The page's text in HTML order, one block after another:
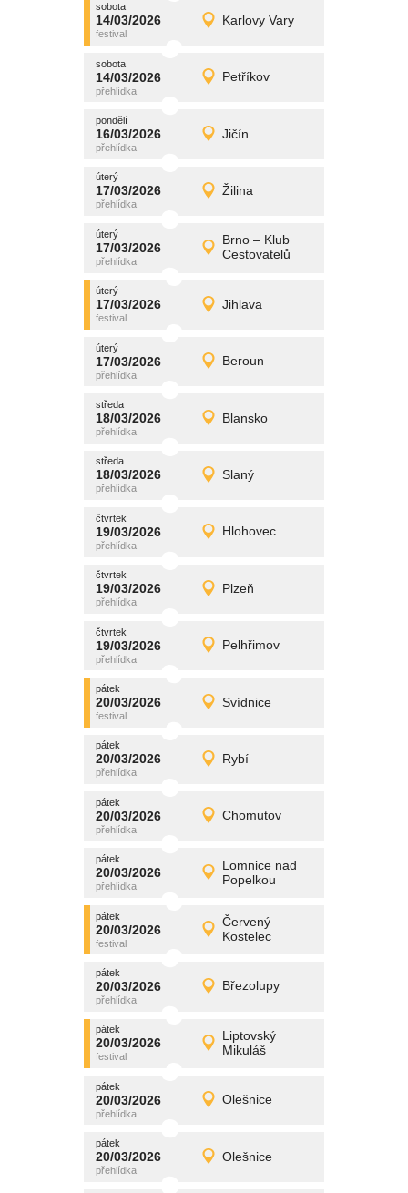
sobota
14/03/2026 Karlovy Vary
sobota
14/03/2026 Detail
promítání
sobota
14/03/2026 Petříkov
sobota
14/03/2026 Detail
promítání
pondělí
16/03/2026 Jičín
pondělí
16/03/2026 Detail
promítání
úterý
17/03/2026 Žilina
úterý
17/03/2026 Detail
promítání
úterý
17/03/2026
Brno – Klub
Cestovatelů
úterý
17/03/2026 Detail
promítání
úterý
17/03/2026 Jihlava
úterý
17/03/2026 Detail
promítání
úterý
17/03/2026 Beroun
úterý
17/03/2026 Detail
promítání
středa
18/03/2026 Blansko
středa
18/03/2026 Detail
promítání
středa
18/03/2026 Slaný
středa
18/03/2026 Detail
promítání
čtvrtek
19/03/2026 Hlohovec
čtvrtek
19/03/2026 Detail
promítání
čtvrtek
19/03/2026 Plzeň
čtvrtek
19/03/2026 Detail
promítání
čtvrtek
19/03/2026 Pelhřimov
čtvrtek
19/03/2026 Detail
promítání
pátek
20/03/2026 Svídnice
pátek
20/03/2026 Detail
promítání
pátek
20/03/2026 Rybí
pátek
20/03/2026 Detail
promítání
pátek
20/03/2026 Chomutov
pátek
20/03/2026 Detail
promítání
pátek
20/03/2026
Lomnice nad
Popelkou
pátek
20/03/2026 Detail
promítání
pátek
20/03/2026
Červený
Kostelec
pátek
20/03/2026 Detail
promítání
pátek
20/03/2026 Březolupy
pátek
20/03/2026 Detail
promítání
pátek
20/03/2026
Liptovský
Mikuláš
pátek
20/03/2026 Detail
promítání
pátek
20/03/2026 Olešnice
pátek
20/03/2026 Detail
promítání
pátek
20/03/2026 Olešnice
pátek
20/03/2026 Detail
promítání